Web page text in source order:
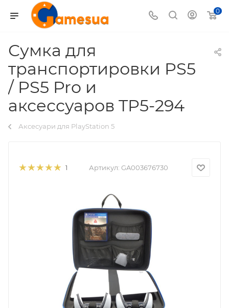
0
Сумка для
транспортировки PS5
/ PS5 Pro и
аксессуаров TP5-294
Аксесуари для PlayStation 5
1 Артикул: GA003676730